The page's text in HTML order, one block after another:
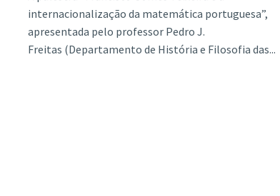
internacionalização da matemática portuguesa”,
apresentada pelo professor Pedro J.
Freitas (Departamento de História e Filosofia das...